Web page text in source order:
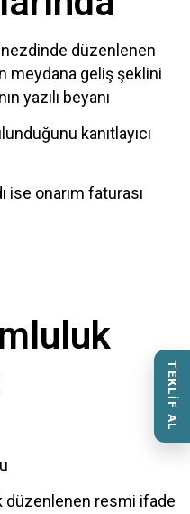
düzenlenen
meydana geliş şeklini
yazılı beyanı
kanıtlayıcı
ise onarım faturası
düzenlenen resmi ifade
TEKLİF AL